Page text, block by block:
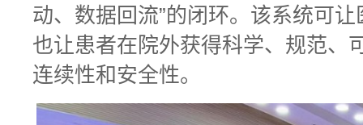
动、数据回流”的闭环。该系统可
也让患者在院外获得科学、规范、
连续性和安全性。